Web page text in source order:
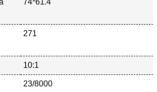
74*61.4
271
10:1
23/8000